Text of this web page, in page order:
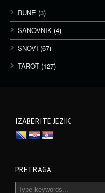
RUNE (3)
SANOVNIK (4)
SNOVI (67)
TAROT (127)
IZABERITE JEZIK
PRETRAGA